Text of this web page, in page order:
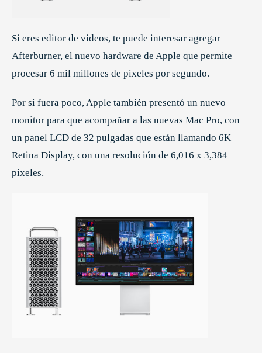
Si eres editor de videos, te puede interesar agregar
Afterburner, el nuevo hardware de Apple que permite
procesar 6 mil millones de pixeles por segundo.
Por si fuera poco, Apple también presentó un nuevo
monitor para que acompañar a las nuevas Mac Pro, con
un panel LCD de 32 pulgadas que están llamando 6K
Retina Display, con una resolución de 6,016 x 3,384
pixeles.